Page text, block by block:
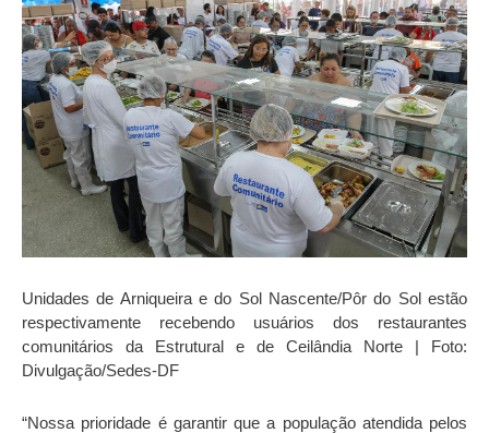
Unidades de Arniqueira e do Sol Nascente/Pôr do Sol estão
respectivamente recebendo usuários dos restaurantes
comunitários da Estrutural e de Ceilândia Norte | Foto:
Divulgação/Sedes-DF
“Nossa prioridade é garantir que a população atendida pelos